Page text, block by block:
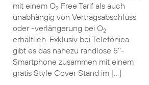
mit einem O2Free Tarif als auch
unabhängig von Vertragsabschluss
oder -verlängerung bei O2
erhältlich. Exklusiv bei Telefónica
gibt es das nahezu randlose 5‘‘-
Smartphone zusammen mit einem
gratis Style Cover Stand im […]